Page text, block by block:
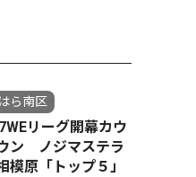
ら南区
リーグ開幕カウ
ン ノジマステラ
模原「トップ５」